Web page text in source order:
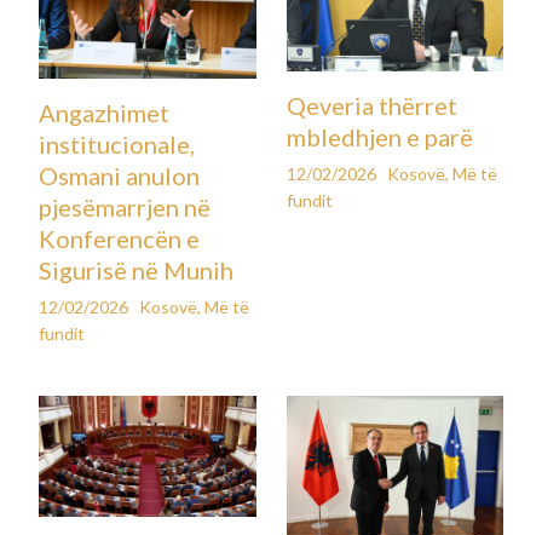
Angazhimet
institucionale,
Osmani anulon
pjesëmarrjen në
Konferencën e
Sigurisë në Munih
12/02/2026 Kosovë,Më të
fundit
Qeveria thërret
mbledhjen e parë
12/02/2026 Kosovë, Më të
fundit